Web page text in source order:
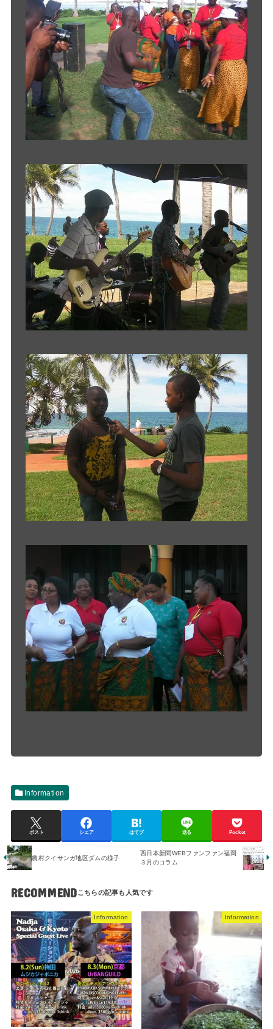
Information
ポスト シェア はてブ 送る Pocket
農村クイサンガ地区ダムの様子
西日本新聞WEBファンファン福岡
３月のコラム
RECOMMEND
Information Information